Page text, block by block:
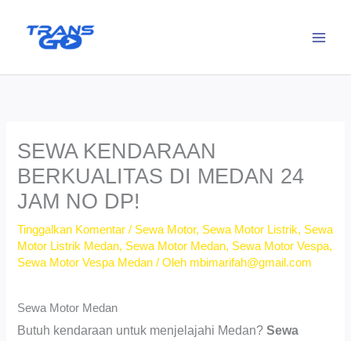
SEWA KENDARAAN
BERKUALITAS DI MEDAN 24
JAM NO DP!
Tinggalkan Komentar / Sewa Motor, Sewa Motor Listrik, Sewa
Motor Listrik Medan, Sewa Motor Medan, Sewa Motor Vespa,
Sewa Motor Vespa Medan / Oleh mbimarifah@gmail.com
Sewa Motor Medan
Butuh kendaraan untuk menjelajahi Medan?Sewa